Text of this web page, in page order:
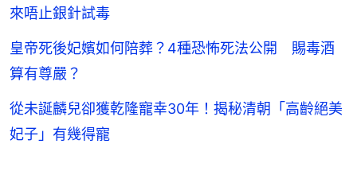
來唔止銀針試毒
皇帝死後妃嬪如何陪葬？4種恐怖死法公開 賜毒酒
算有尊嚴？
從未誕麟兒卻獲乾隆寵幸30年！揭秘清朝「高齡絕美
妃子」有幾得寵